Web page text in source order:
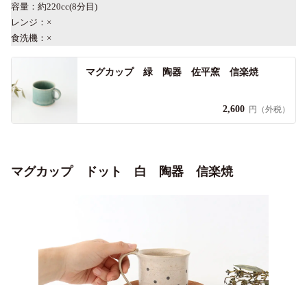
容量：約220cc(8分目)
レンジ：×
食洗機：×
マグカップ 緑 陶器 佐平窯 信楽焼
2,600 円（外税）
マグカップ ドット 白 陶器 信楽焼